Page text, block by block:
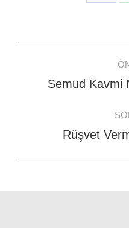
navigation
Semud Kavmi
Rüşvet